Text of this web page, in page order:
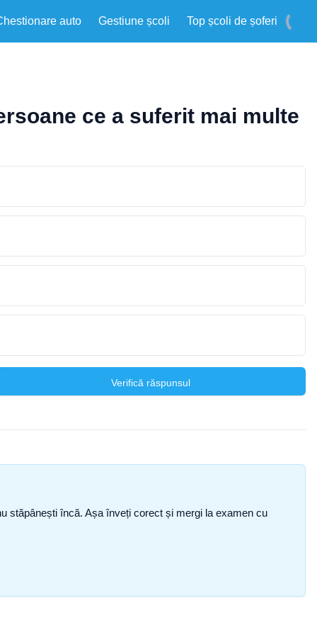
auto Gestiune școli Top școli de șoferi
ce a suferit mai multe
Verifică răspunsul
stăpânești încă. Așa înveți corect și mergi la examen cu